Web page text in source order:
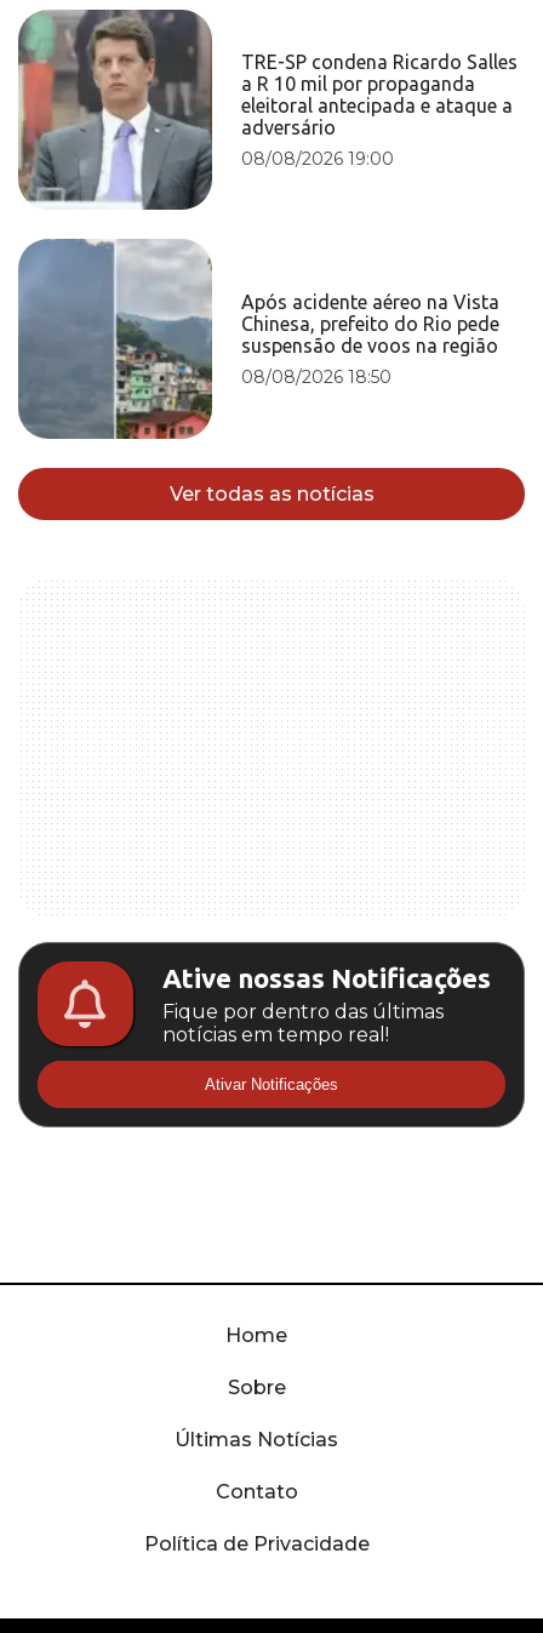
TRE-SP condena Ricardo Salles
a R 10 mil por propaganda
eleitoral antecipada e ataque a
adversário
08/08/2026 19:00
Após acidente aéreo na Vista
Chinesa, prefeito do Rio pede
suspensão de voos na região
08/08/2026 18:50
Ver todas as notícias
Ative nossas Notificações
Fique por dentro das últimas
notícias em tempo real!
Ativar Notificações
Home
Sobre
Últimas Notícias
Contato
Política de Privacidade